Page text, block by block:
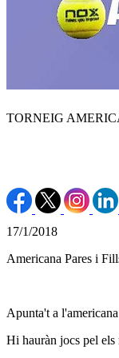
TORNEIG
17/1/2018
Americana Pares i
Apunta't a
Hi hauràn jocs pel